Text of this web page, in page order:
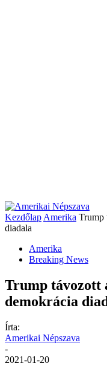
Kezdőlap Amerika Trump
diadala
Amerika
Breaking News
Trump távozott
demokrácia
Írta:
Amerikai Népszava
-
2021-01-20